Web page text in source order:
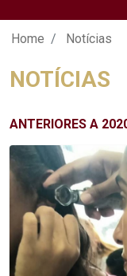
Notícias -
Home Notícias
NOTÍCIAS
ANTERIORES A